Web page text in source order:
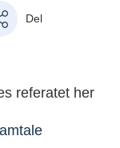
Del
referatet her